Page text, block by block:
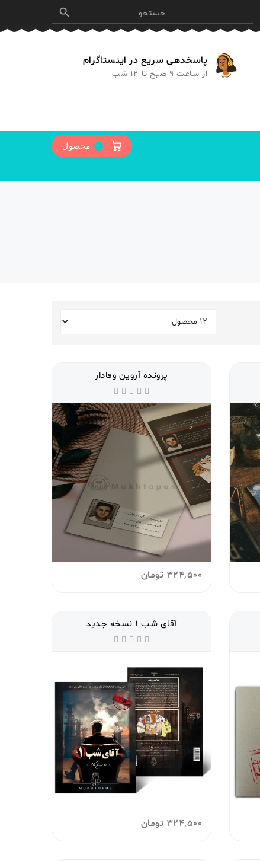

پاسخدهی سریع در اینستاگرام
از ساعت 9 صبح تا 12 شب
0 محصول
پرونده آروین وفادار
324,500 تومان
آقای شب 1 نسخه جدید
324,500 تومان